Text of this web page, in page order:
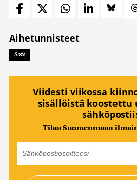
Aihetunnisteet
Sote
Viidesti viikossa
sisällöistä koostettu
Tilaa Suomenmaan